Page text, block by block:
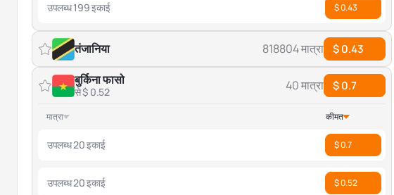
उपलब्ध 199 इकाई $ 0.43
तंजानिया 818804 मात्रा $ 0.43
बुर्किना फासो
से $ 0.52 40 मात्रा $ 0.7
मात्रा कीमत
उपलब्ध 20 इकाई $ 0.7
उपलब्ध 20 इकाई $ 0.52